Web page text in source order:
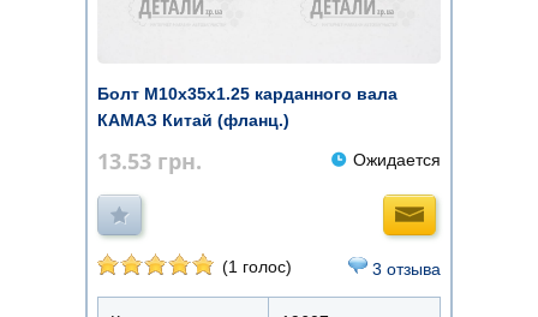
Болт М10х35х1.25 карданного вала
КАМАЗ Китай (фланц.)
13.53 грн. Ожидается
(1 голос) 3 отзыва